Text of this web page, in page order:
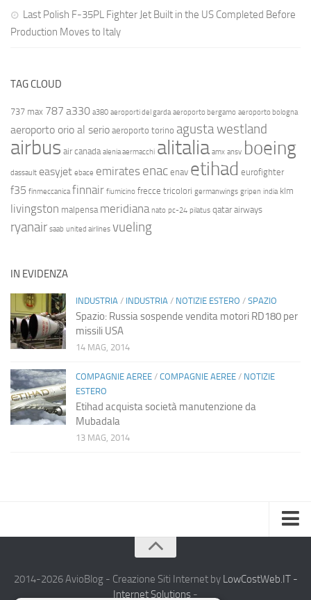
Last Polish F-35PL Fighter Jet Built in the US Completed Before
Production Moves to Italy
TAG CLOUD
737 max 787 a330 a380 aeroporti del garda aeroporto bergamo aeroporto bologna
aeroporto orio al serio aeroporto torino agusta westland
airbus air canada alenia aermacchi alitalia amx ansv boeing
dassault easyjet ebace emirates enac enav etihad eurofighter
f35 finmeccanica finnair fiumicino frecce tricolori germanwings gripen india klm
livingston malpensa meridiana nato pc-24 pilatus qatar airways
ryanair saab united airlines vueling
IN EVIDENZA
INDUSTRIA / INDUSTRIA / NOTIZIE ESTERO / SPAZIO
Spazio: Russia sospende vendita motori RD180 per
missili USA
14 MAG, 2014
COMPAGNIE AEREE / COMPAGNIE AEREE / NOTIZIE
ESTERO
Etihad acquista società manutenzione da
Mubadala
13 MAG, 2014
Chi Siamo
2014-2026 AvioBlog - Creazione Siti Internet by LowCostWeb.IT -
Internet Solutions -